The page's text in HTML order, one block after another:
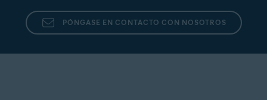
PÓNGASE EN CONTACTO CON NOSOTROS